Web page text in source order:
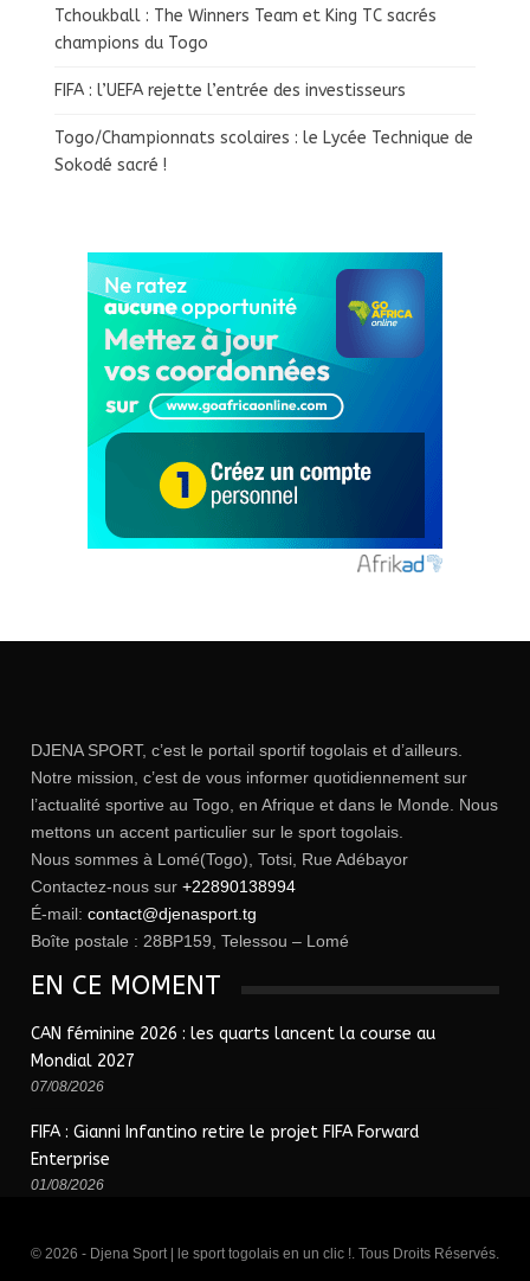
Tchoukball : The Winners Team et King TC sacrés
champions du Togo
FIFA : l’UEFA rejette l’entrée des investisseurs
Togo/Championnats scolaires : le Lycée Technique de
Sokodé sacré !
DJENA SPORT, c’est le portail sportif togolais et d’ailleurs.
Notre mission, c’est de vous informer quotidiennement sur
l’actualité sportive au Togo, en Afrique et dans le Monde. Nous
mettons un accent particulier sur le sport togolais.
Nous sommes à Lomé(Togo), Totsi, Rue Adébayor
Contactez-nous sur +22890138994
É-mail: contact@djenasport.tg
Boîte postale : 28BP159, Telessou – Lomé
EN CE MOMENT
CAN féminine 2026 : les quarts lancent la course au
Mondial 2027
07/08/2026
FIFA : Gianni Infantino retire le projet FIFA Forward
Enterprise
01/08/2026
© 2026 - Djena Sport | le sport togolais en un clic !. Tous Droits Réservés.